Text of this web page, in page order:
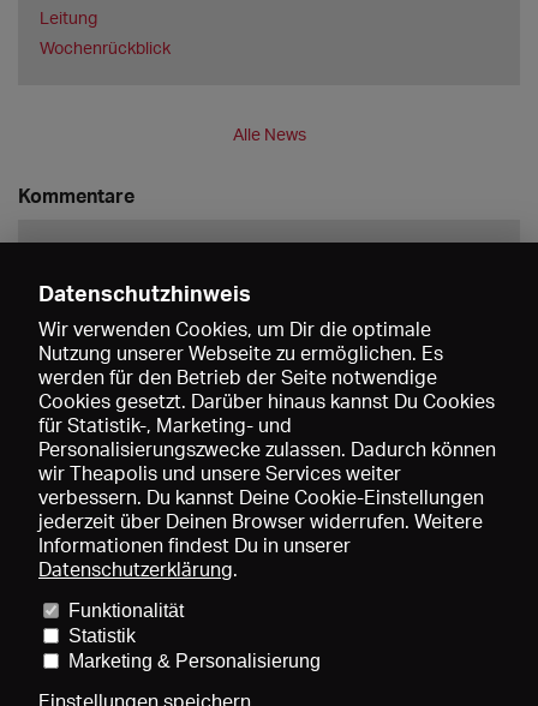
Leitung
Wochenrückblick
Alle News
Kommentare
Speichern
Preise und Mitgliedschaften
Mediadaten
Über uns Impressum
Datenschutzhinweis
Wir verwenden Cookies, um Dir die optimale
Nutzung unserer Webseite zu ermöglichen. Es
werden für den Betrieb der Seite notwendige
Cookies gesetzt. Darüber hinaus kannst Du Cookies
für Statistik-, Marketing- und
Personalisierungszwecke zulassen. Dadurch können
wir Theapolis und unsere Services weiter
verbessern. Du kannst Deine Cookie-Einstellungen
jederzeit über Deinen Browser widerrufen. Weitere
Informationen findest Du in unserer
Datenschutzerklärung.
Funktionalität
Statistik
Marketing & Personalisierung
Einstellungen speichern